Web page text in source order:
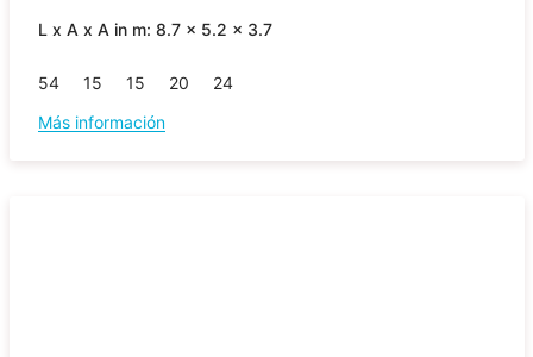
L x A x A in m: 8.7 x 5.2 x 3.7
54 15 15 20
24
Más información